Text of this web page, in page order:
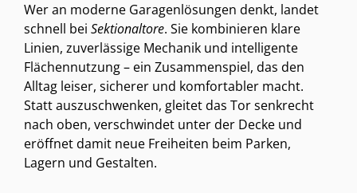
Wer an moderne Garagenlösungen denkt, landet
schnell bei Sektionaltore. Sie kombinieren klare
Linien, zuverlässige Mechanik und intelligente
Flächennutzung – ein Zusammenspiel, das den
Alltag leiser, sicherer und komfortabler macht.
Statt auszuschwenken, gleitet das Tor senkrecht
nach oben, verschwindet unter der Decke und
eröffnet damit neue Freiheiten beim Parken,
Lagern und Gestalten.